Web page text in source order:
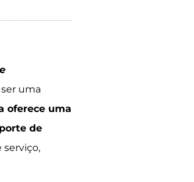
uma
oferece uma
de
serviço,